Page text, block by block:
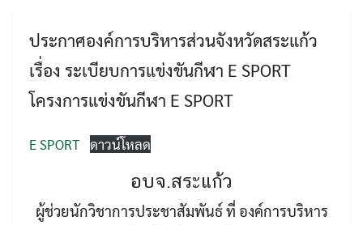
ประกาศองค์การบริหารส่วนจังหวัดสระแก้ว
เรื่อง ระเบียบการแข่งขันกีฬา E SPORT
โครงการแข่งขันกีฬา E SPORT
E SPORT ดาวน์โหลด
อบจ.สระแก้ว
ผู้ช่วยนักวิชาการประชาสัมพันธ์ ที่ องค์การบริหาร